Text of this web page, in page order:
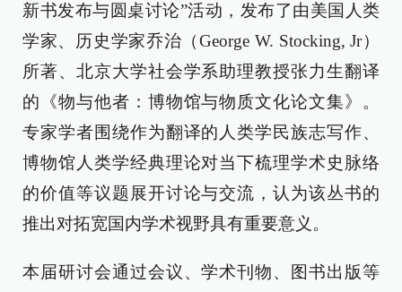
新书发布与圆桌讨论”活动，发布了由美国人类
学家、历史学家乔治（George W. Stocking, Jr）
所著、北京大学社会学系助理教授张力生翻译
的《物与他者：博物馆与物质文化论文集》。
专家学者围绕作为翻译的人类学民族志写作、
博物馆人类学经典理论对当下梳理学术史脉络
的价值等议题展开讨论与交流，认为该丛书的
推出对拓宽国内学术视野具有重要意义。
本届研讨会通过会议、学术刊物、图书出版等